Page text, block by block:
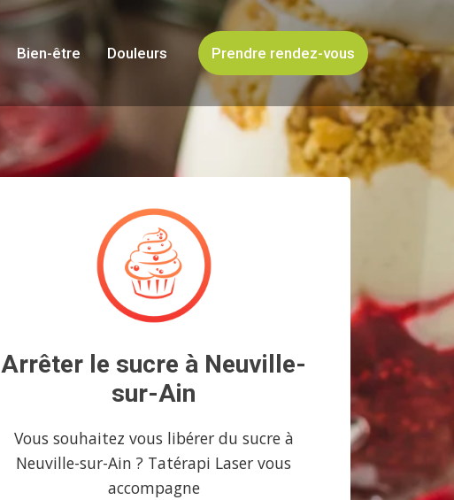
Bien-être Douleurs Prendre rendez-vous
Arrêter le sucre à Neuville-
sur-Ain
Vous souhaitez vous libérer du sucre à
Neuville-sur-Ain ? Tatérapi Laser vous
accompagne